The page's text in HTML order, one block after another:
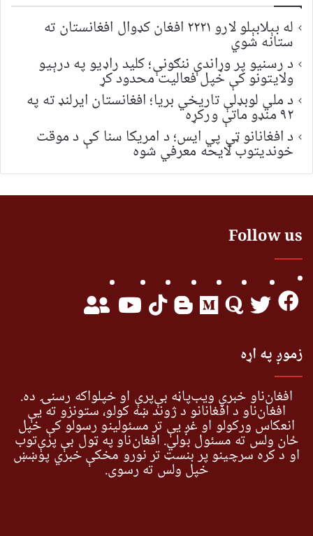
له بېلابېلو لارو ۲۲۲۱ افغان کډوال افغانستان ته
ستانه شوي
د رسنیو پر وړاندې ننګونې؛ کلید راډیو په درېیو
ولایتونو کې خپل فعالیت محدود کړ
د ملي لوبډلې تاریخي بریا؛ افغانستان ایرلنډ ته په
۹۲ منډو ماتې ورکړه
د افغانانو ټي پي ایس؛ د امریکا سنا کې د موقت
خونديتوب لایحه معرفي شوه
Follow us
زموږ په اړه
افغان‌ناو خبري ویب‌پاڼه بې‌پرې او خپلواکه رسنۍ ده.
افغان‌ناو د افغانانو د ژوند ښه کولو، ستونزو ته یې
انعکاس ورکولو او غږ یې تر مسئولینو رسولو کې خپل
ځان ولس ته مسئول بولي. افغان‌ناو په ټول بې پرې‌توب
او د کره سرچینو پر بنسټ تر نورو مخکې خبري پوښښ
خپل ولس ته رسوي.